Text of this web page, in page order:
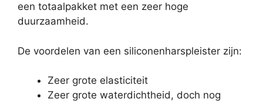
een totaalpakket met een zeer hoge
duurzaamheid.
De voordelen van een siliconenharspleister zijn:
Zeer grote elasticiteit
Zeer grote waterdichtheid, doch nog